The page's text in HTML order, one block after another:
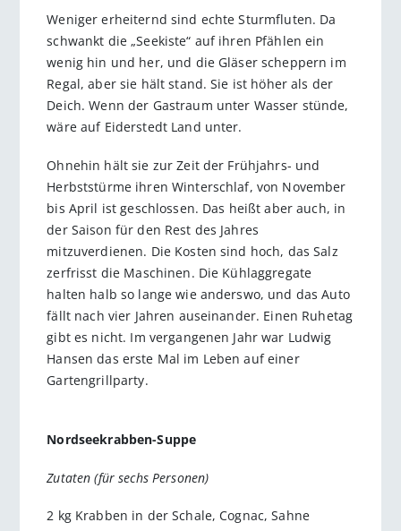
Weniger erheiternd sind echte Sturmfluten. Da
schwankt die „Seekiste“ auf ihren Pfählen ein
wenig hin und her, und die Gläser scheppern im
Regal, aber sie hält stand. Sie ist höher als der
Deich. Wenn der Gastraum unter Wasser stünde,
wäre auf Eiderstedt Land unter.
Ohnehin hält sie zur Zeit der Frühjahrs- und
Herbststürme ihren Winterschlaf, von November
bis April ist geschlossen. Das heißt aber auch, in
der Saison für den Rest des Jahres
mitzuverdienen. Die Kosten sind hoch, das Salz
zerfrisst die Maschinen. Die Kühlaggregate
halten halb so lange wie anderswo, und das Auto
fällt nach vier Jahren auseinander. Einen Ruhetag
gibt es nicht. Im vergangenen Jahr war Ludwig
Hansen das erste Mal im Leben auf einer
Gartengrillparty.
Nordseekrabben-Suppe
Zutaten (für sechs Personen)
2 kg Krabben in der Schale, Cognac, Sahne